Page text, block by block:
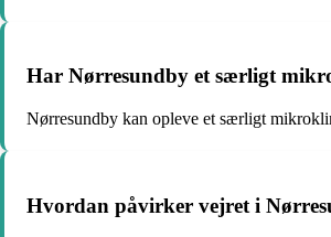
Har Nørresundby et særligt
Nørresundby kan opleve et særligt
Hvordan påvirker vejret i